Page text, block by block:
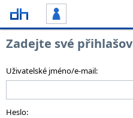
Zadejte své
Uživatelské jméno/e-mail:
Heslo: